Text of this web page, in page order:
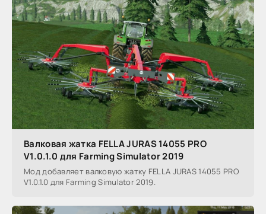
Валковая жатка FELLA JURAS 14055 PRO
V1.0.1.0 для Farming Simulator 2019
Мод добавляет валковую жатку FELLA JURAS 14055 PRO
V1.0.1.0 для Farming Simulator 2019.